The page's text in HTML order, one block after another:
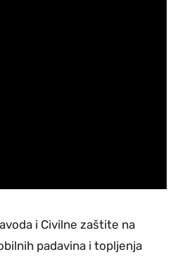
i Civilne zaštite na
padavina i topljenja